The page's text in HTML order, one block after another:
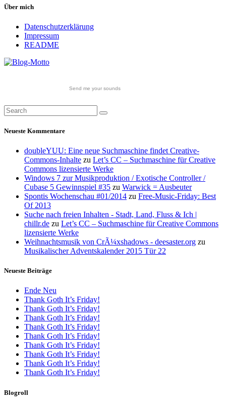
Über mich
Datenschutzerklärung
Impressum
README
Send me your sounds
Neueste Kommentare
doubleYUU: Eine neue Suchmaschine findet Creative-
Commons-Inhalte zu Let’s CC – Suchmaschine für Creative
Commons lizensierte Werke
Windows 7 zur Musikproduktion / Exotische Controller /
Cubase 5 Gewinnspiel #35 zu Warwick = Ausbeuter
Spontis Wochenschau #01/2014 zu Free-Music-Friday: Best
Of 2013
Suche nach freien Inhalten - Stadt, Land, Fluss & Ich |
chillr.de zu Let’s CC – Suchmaschine für Creative Commons
lizensierte Werke
Weihnachtsmusik von CrÃ¼xshadows - deesaster.org zu
Musikalischer Adventskalender 2015 Tür 22
Neueste Beiträge
Ende Neu
Thank Goth It’s Friday!
Thank Goth It’s Friday!
Thank Goth It’s Friday!
Thank Goth It’s Friday!
Thank Goth It’s Friday!
Thank Goth It’s Friday!
Thank Goth It’s Friday!
Thank Goth It’s Friday!
Thank Goth It’s Friday!
Blogroll